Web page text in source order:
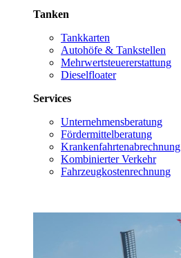
Tanken
Tankkarten
Autohöfe & Tankstellen
Mehrwertsteuererstattung
Dieselfloater
Services
Unternehmensberatung
Fördermittelberatung
Krankenfahrtenabrechnung
Kombinierter Verkehr
Fahrzeugkostenrechnung